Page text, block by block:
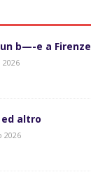
b—-e a Firenze
2026
ed altro
2026